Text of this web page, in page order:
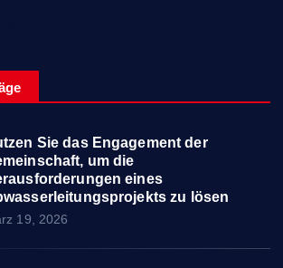
Sie das Engagement der
um die
eines
zu lösen
19, 2026